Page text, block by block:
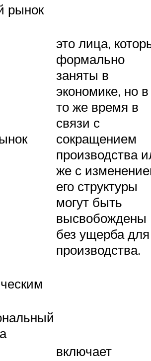
рынок
это лица,
формально
заняты в
экономике, но в
то же время в
связи с
сокращением
производ­ства
же с
его структуры
могут быть
высвобожде­ны
без ущерба для
производства.
включает